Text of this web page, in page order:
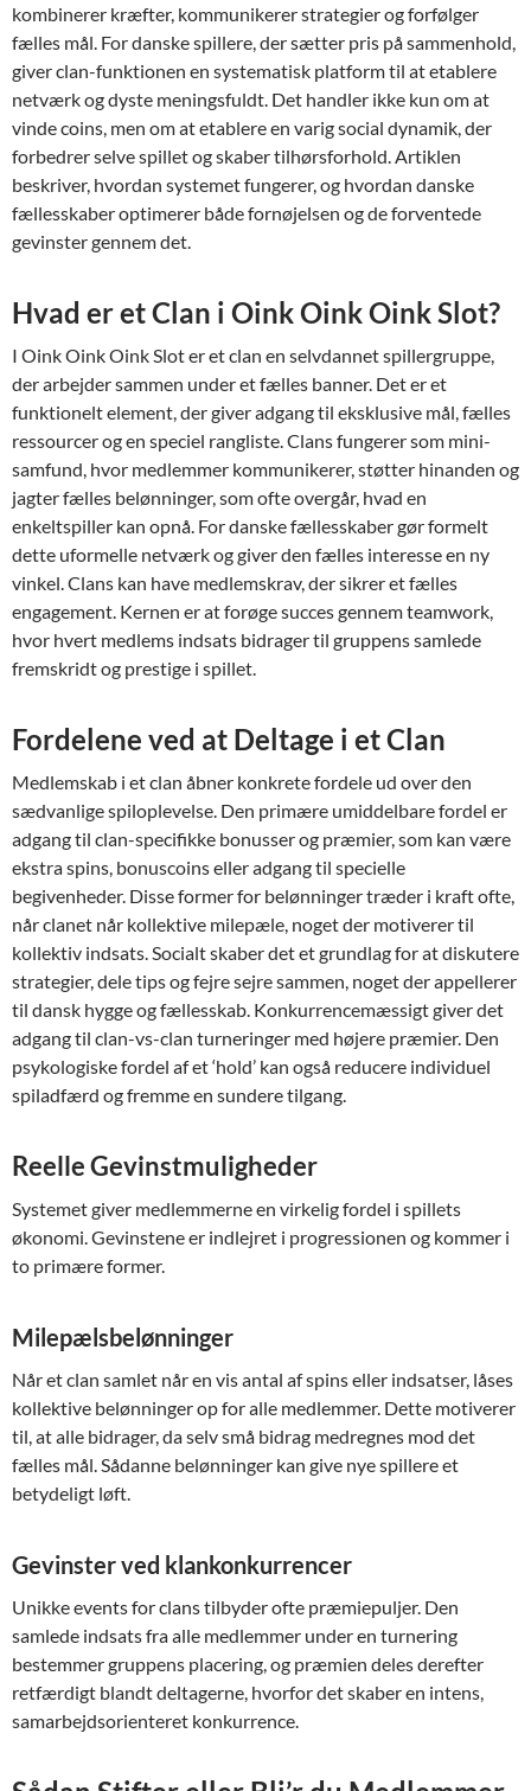
kombinerer kræfter, kommunikerer strategier og forfølger
fælles mål. For danske spillere, der sætter pris på sammenhold,
giver clan-funktionen en systematisk platform til at etablere
netværk og dyste meningsfuldt. Det handler ikke kun om at
vinde coins, men om at etablere en varig social dynamik, der
forbedrer selve spillet og skaber tilhørsforhold. Artiklen
beskriver, hvordan systemet fungerer, og hvordan danske
fællesskaber optimerer både fornøjelsen og de forventede
gevinster gennem det.
Hvad er et Clan i Oink Oink Oink Slot?
I Oink Oink Oink Slot er et clan en selvdannet spillergruppe,
der arbejder sammen under et fælles banner. Det er et
funktionelt element, der giver adgang til eksklusive mål, fælles
ressourcer og en speciel rangliste. Clans fungerer som mini-
samfund, hvor medlemmer kommunikerer, støtter hinanden og
jagter fælles belønninger, som ofte overgår, hvad en
enkeltspiller kan opnå. For danske fællesskaber gør formelt
dette uformelle netværk og giver den fælles interesse en ny
vinkel. Clans kan have medlemskrav, der sikrer et fælles
engagement. Kernen er at forøge succes gennem teamwork,
hvor hvert medlems indsats bidrager til gruppens samlede
fremskridt og prestige i spillet.
Fordelene ved at Deltage i et Clan
Medlemskab i et clan åbner konkrete fordele ud over den
sædvanlige spiloplevelse. Den primære umiddelbare fordel er
adgang til clan-specifikke bonusser og præmier, som kan være
ekstra spins, bonuscoins eller adgang til specielle
begivenheder. Disse former for belønninger træder i kraft ofte,
når clanet når kollektive milepæle, noget der motiverer til
kollektiv indsats. Socialt skaber det et grundlag for at diskutere
strategier, dele tips og fejre sejre sammen, noget der appellerer
til dansk hygge og fællesskab. Konkurrencemæssigt giver det
adgang til clan-vs-clan turneringer med højere præmier. Den
psykologiske fordel af et ‘hold’ kan også reducere individuel
spiladfærd og fremme en sundere tilgang.
Reelle Gevinstmuligheder
Systemet giver medlemmerne en virkelig fordel i spillets
økonomi. Gevinstene er indlejret i progressionen og kommer i
to primære former.
Milepælsbelønninger
Når et clan samlet når en vis antal af spins eller indsatser, låses
kollektive belønninger op for alle medlemmer. Dette motiverer
til, at alle bidrager, da selv små bidrag medregnes mod det
fælles mål. Sådanne belønninger kan give nye spillere et
betydeligt løft.
Gevinster ved klankonkurrencer
Unikke events for clans tilbyder ofte præmiepuljer. Den
samlede indsats fra alle medlemmer under en turnering
bestemmer gruppens placering, og præmien deles derefter
retfærdigt blandt deltagerne, hvorfor det skaber en intens,
samarbejdsorienteret konkurrence.